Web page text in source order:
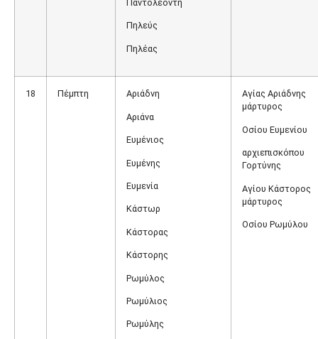
Παντολεοντή
Πηλεύς
Πηλέας
18 Πέμπτη Αριάδνη
Αριάνα
Ευμένιος
Ευμένης
Ευμενία
Κάστωρ
Κάστορας
Κάστορης
Ρωμύλος
Ρωμύλιος
Ρωμύλης
Αγίας Αριάδνης
μάρτυρος
Οσίου Ευμενίου
αρχιεπισκόπου
Γορτύνης
Αγίου Κάστορος
μάρτυρος
Οσίου Ρωμύλου